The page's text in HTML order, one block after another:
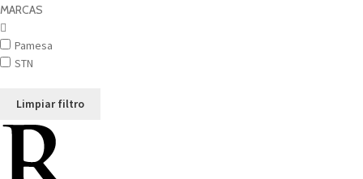
MARCAS
Pamesa
STN
Limpiar filtro